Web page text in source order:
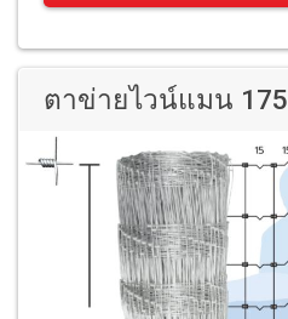
ตาข่ายไวน์แมน 175